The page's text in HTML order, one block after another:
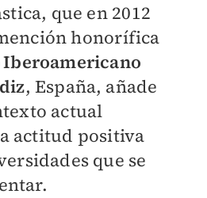
que en 2012
honorífica
, España, añade
actual
actitud positiva
que se